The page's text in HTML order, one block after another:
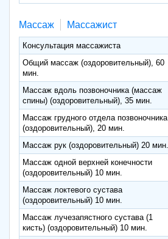
Массаж Массажист
Консультация массажиста
Общий массаж (оздоровительный), 60
мин.
Массаж вдоль позвоночника (массаж
спины) (оздоровительный), 35 мин.
Массаж грудного отдела позвоночника
(оздоровительный), 20 мин.
Массаж рук (оздоровительный) 20 мин.
Массаж одной верхней конечности
(оздоровительный) 10 мин.
Массаж локтевого сустава
(оздоровительный) 10 мин.
Массаж лучезапястного сустава (1
кисть) (оздоровительный) 10 мин.